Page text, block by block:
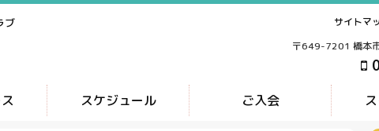
ブ サイトマ
〒649-7201 橋本
スケジュール ご入会